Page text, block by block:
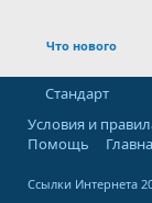
Что нового
Стандарт
Условия и
Помощь
Ссылки Интернета